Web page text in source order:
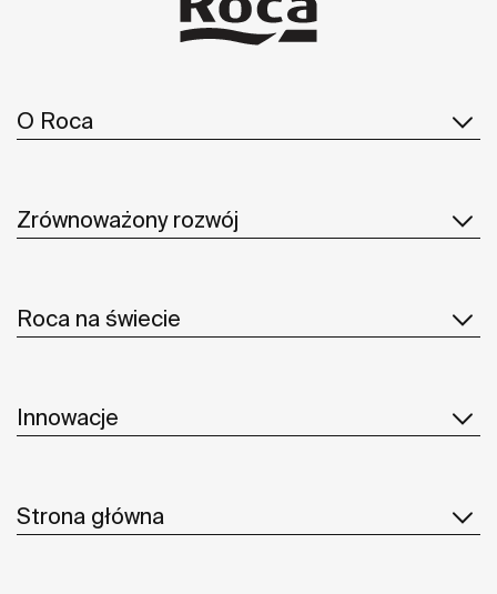
O Roca
Zrównoważony rozwój
Roca na świecie
Innowacje
Strona główna